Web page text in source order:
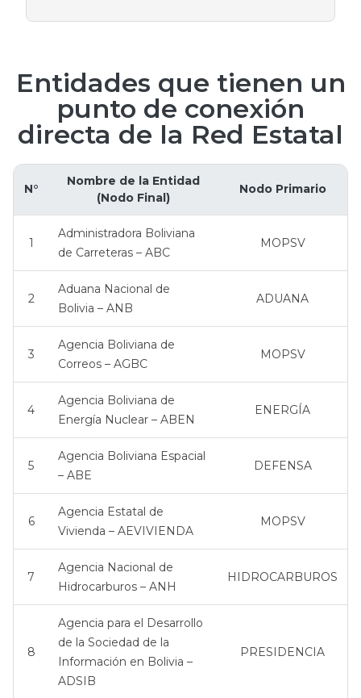
Entidades que tienen un
punto de conexión
directa de la Red Estatal
N°
Nombre de la Entidad
(Nodo Final)
Nodo Primario
1
Administradora Boliviana
de Carreteras – ABC
MOPSV
2
Aduana Nacional de
Bolivia – ANB
ADUANA
3
Agencia Boliviana de
Correos – AGBC
MOPSV
4
Agencia Boliviana de
Energía Nuclear – ABEN
ENERGÍA
5
Agencia Boliviana Espacial
– ABE
DEFENSA
6
Agencia Estatal de
Vivienda – AEVIVIENDA
MOPSV
7
Agencia Nacional de
Hidrocarburos – ANH
HIDROCARBUROS
8
Agencia para el Desarrollo
de la Sociedad de la
Información en Bolivia –
ADSIB
PRESIDENCIA